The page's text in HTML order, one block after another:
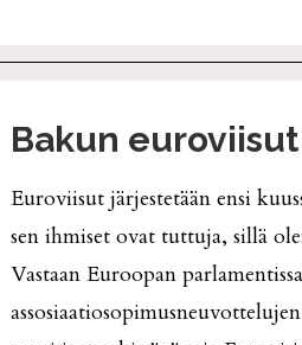
Bakun
Euroviisut järjestetään ensi
sen ihmiset ovat tuttuja, sillä
Vastaan Euroopan